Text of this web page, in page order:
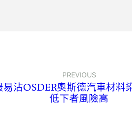
PREVIOUS
沾OSDER奧斯德汽車材料
低下者風險高